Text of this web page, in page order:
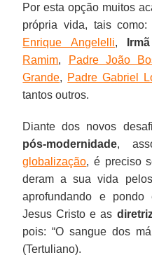
Por esta opção muitos
própria vida, tais como:
Enrique Angelelli, Irmã
Ramim, Padre João
Grande, Padre Gabriel
tantos outros.
Diante dos novos
pós-modernidade,
globalização, é preciso
deram a sua vida
aprofundando e
Jesus Cristo e as
pois: “O sangue dos
(Tertuliano).